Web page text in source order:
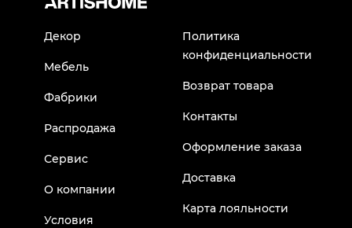
Декор
Мебель
Фабрики
Распродажа
Сервис
О компании
Условия
Политика
конфиденциальности
Возврат товара
Контакты
Оформление заказа
Доставка
Карта лояльности